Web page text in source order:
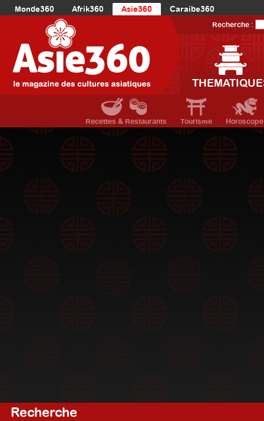
Monde360 Afrik360 Asie360
Caraibe360
Europe360
AmériqueDuNord360
Océanie360
Recherche :
Recettes & Restaurants Tourisme Horoscope
Recherche